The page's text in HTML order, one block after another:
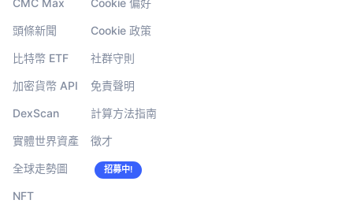
頭條新聞
比特幣 ETF
加密貨幣 API
DexScan
實體世界資產
全球走勢圖
NFT
Cookie 政策
社群守則
免責聲明
計算方法指南
徵才
招募中!